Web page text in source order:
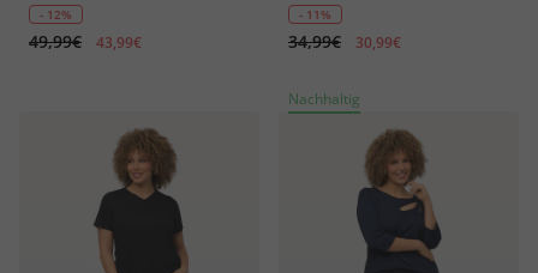
- 12%
49,99€ 43,99€
Blüte
- 11%
34,99€ 30,99€
Nachhaltig